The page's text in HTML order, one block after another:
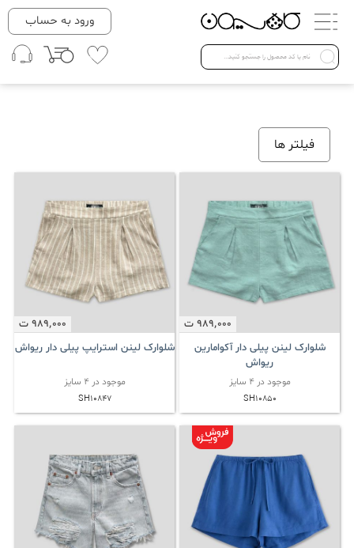
دسته بندی ها
Open submenu ( لباس زنانه )
لباس زنانه
Open submenu ( لباس کودک )
لباس کودک
فروش ویژه
ورود به حساب
فیلتر ها
989٬000 ت
شلوارک لینن پیلی دار آکوامارین
ریواش
موجود در 4 سایز
SH10850
989٬000 ت
شلوارک لینن استرایپ پیلی دار ریواش
موجود در 4 سایز
SH10847